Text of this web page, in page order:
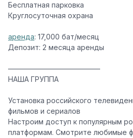
Бесплатная парковка
Круглосуточная охрана
аренда: 17,000 бат/месяц
Депозит: 2 месяца аренды
—————————————
НАША ГРУППА
Установка российского
фильмов и сериалов
Настроим доступ к популярным
платформам. Смотрите любимые